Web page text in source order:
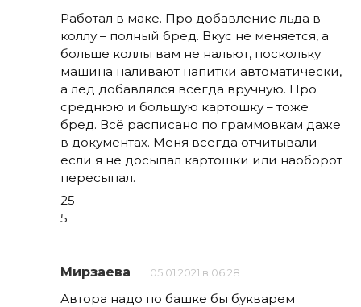
Работал в маке. Про добавление льда в
коллу – полный бред. Вкус не меняется, а
больше коллы вам не нальют, поскольку
машина наливают напитки автоматически,
а лёд добавлялся всегда вручную. Про
среднюю и большую картошку – тоже
бред. Всё расписано по граммовкам даже
в документах. Меня всегда отчитывали
если я не досыпал картошки или наоборот
пересыпал.
25
5
Мирзаева 05.01.2021 в 06:28
Автора надо по башке бы букварем